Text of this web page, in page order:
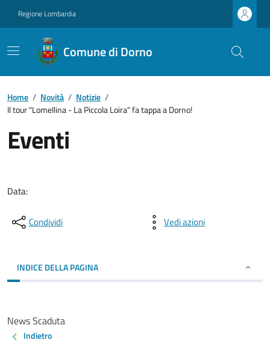
Regione Lombardia
Comune di Dorno
Home / Novità / Notizie /
Il tour "Lomellina - La Piccola Loira" fa tappa a Dorno!
Eventi
Data:
Condividi Vedi azioni
INDICE DELLA PAGINA
News Scaduta
Indietro